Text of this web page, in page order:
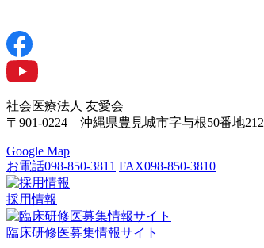
社会医療法人 友愛会
〒901-0224 沖縄県豊見城市字与根50番地212
Google Map
お電話098-850-3811 FAX098-850-3810
採用情報
臨床研修医募集情報サイト